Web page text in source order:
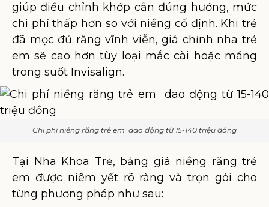
giúp điều chỉnh khớp cắn đúng hướng, mức
chi phí thấp hơn so với niềng cố định. Khi trẻ
đã mọc đủ răng vĩnh viễn, giá chỉnh nha trẻ
em sẽ cao hơn tùy loại mắc cài hoặc máng
trong suốt Invisalign.
Chi phí niềng răng trẻ em dao động từ 15-140 triệu đồng
Tại Nha Khoa Trẻ, bảng giá niềng răng trẻ
em được niêm yết rõ ràng và trọn gói cho
từng phương pháp như sau: